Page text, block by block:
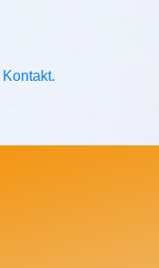
Kontakt.